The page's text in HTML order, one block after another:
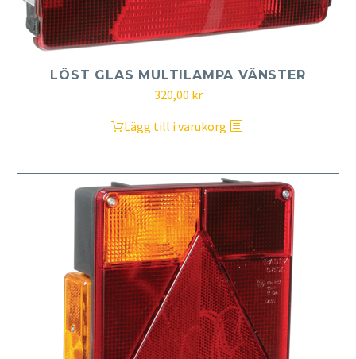
LÖST GLAS MULTILAMPA VÄNSTER
320,00 kr
Lägg till i varukorg